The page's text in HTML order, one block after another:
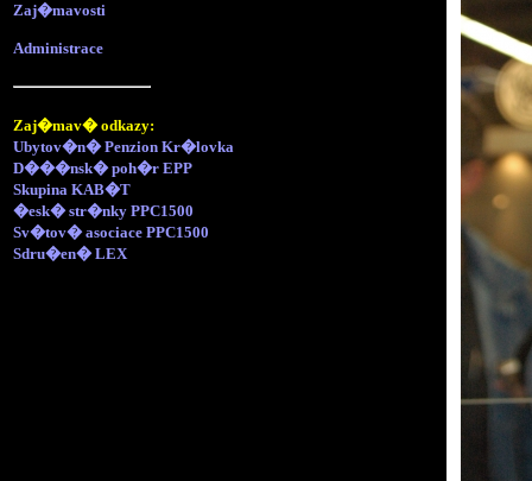
Zaj�mavosti
Administrace
Zaj�mav� odkazy:
Ubytov�n� Penzion Kr�lovka
D���nsk� poh�r EPP
Skupina KAB�T
�esk� str�nky PPC1500
Sv�tov� asociace PPC1500
Sdru�en� LEX